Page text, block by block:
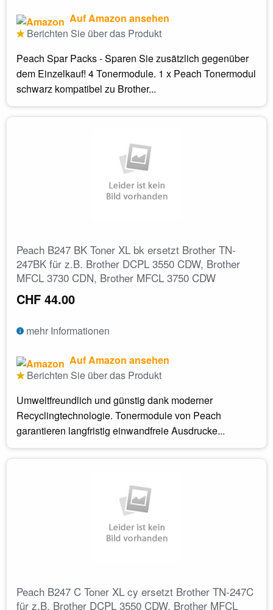
Auf Amazon ansehen
Berichten Sie über das Produkt
Peach Spar Packs - Sparen Sie zusätzlich gegenüber
dem Einzelkauf! 4 Tonermodule. 1 x Peach Tonermodul
schwarz kompatibel zu Brother...
Peach B247 BK Toner XL bk ersetzt Brother TN-
247BK für z.B. Brother DCPL 3550 CDW, Brother
MFCL 3730 CDN, Brother MFCL 3750 CDW
CHF 44.00
mehr Informationen
Auf Amazon ansehen
Berichten Sie über das Produkt
Umweltfreundlich und günstig dank moderner
Recyclingtechnologie. Tonermodule von Peach
garantieren langfristig einwandfreie Ausdrucke...
Peach B247 C Toner XL cy ersetzt Brother TN-247C
für z.B. Brother DCPL 3550 CDW, Brother MFCL